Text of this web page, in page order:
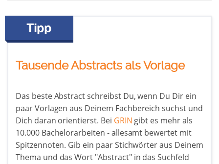
Tausende Abstracts als Vorlage
Das beste Abstract schreibst Du, wenn Du Dir ein
paar Vorlagen aus Deinem Fachbereich suchst und
Dich daran orientierst. Bei GRIN gibt es mehr als
10.000 Bachelorarbeiten - allesamt bewertet mit
Spitzennoten. Gib ein paar Stichwörter aus Deinem
Thema und das Wort "Abstract" in das Suchfeld